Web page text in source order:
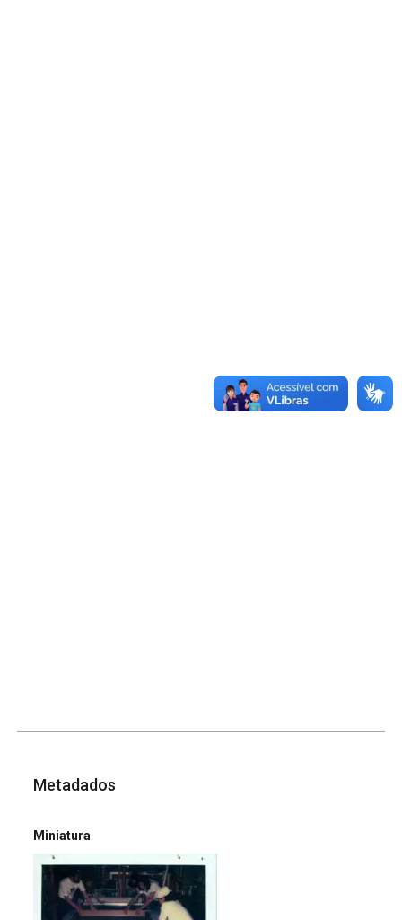
Metadados
Miniatura